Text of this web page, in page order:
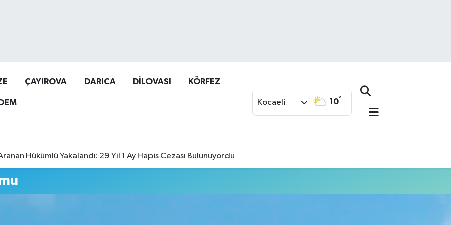
ÇAYIROVA DARICA DİLOVASI KÖRFEZ
Kocaeli 10°
Hükümlü Yakalandı: 29 Yıl 1 Ay Hapis Cezası Bulunuyordu